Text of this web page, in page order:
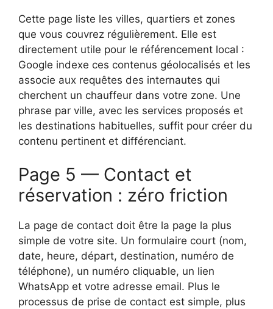
Cette page liste les villes, quartiers et zones
que vous couvrez régulièrement. Elle est
directement utile pour le référencement local :
Google indexe ces contenus géolocalisés et les
associe aux requêtes des internautes qui
cherchent un chauffeur dans votre zone. Une
phrase par ville, avec les services proposés et
les destinations habituelles, suffit pour créer du
contenu pertinent et différenciant.
Page 5 — Contact et
réservation : zéro friction
La page de contact doit être la page la plus
simple de votre site. Un formulaire court (nom,
date, heure, départ, destination, numéro de
téléphone), un numéro cliquable, un lien
WhatsApp et votre adresse email. Plus le
processus de prise de contact est simple, plus